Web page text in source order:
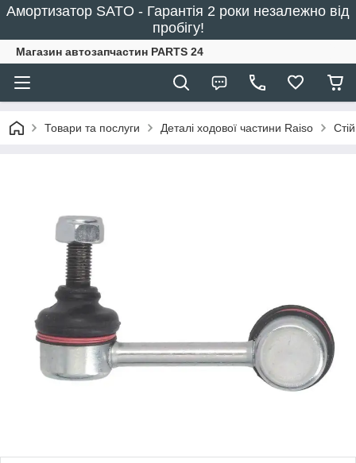
Амортизатор SATO - Гарантія 2 роки незалежно від
пробігу!
Магазин автозапчастин PARTS 24
Товари та послуги Деталі ходової частини Raiso